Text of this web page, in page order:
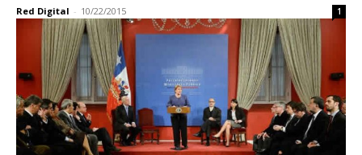
Red Digital - 10/22/2015 1